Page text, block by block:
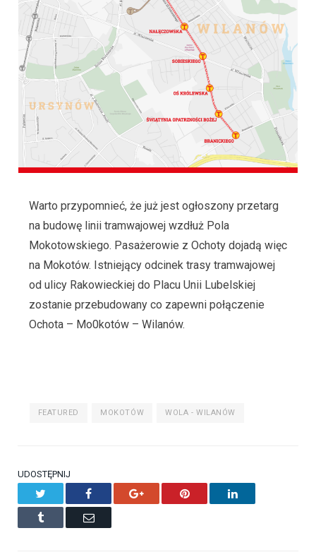
Warto przypomnieć, że już jest ogłoszony przetarg
na budowę linii tramwajowej wzdłuż Pola
Mokotowskiego. Pasażerowie z Ochoty dojadą więc
na Mokotów. Istniejący odcinek trasy tramwajowej
od ulicy Rakowieckiej do Placu Unii Lubelskiej
zostanie przebudowany co zapewni połączenie
Ochota – Mo0kotów – Wilanów.
FEATURED MOKOTÓW WOLA - WILANÓW
UDOSTĘPNIJ
Facebook Google+ Pinterest LinkedIn
Tumblr Email